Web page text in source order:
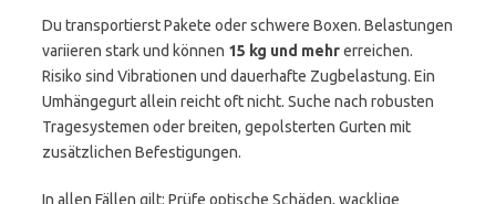
Du transportierst Pakete oder schwere Boxen. Belastungen
variieren stark und können 15 kg und mehrerreichen.
Risiko sind Vibrationen und dauerhafte Zugbelastung. Ein
Umhängegurt allein reicht oft nicht. Suche nach robusten
Tragesystemen oder breiten, gepolsterten Gurten mit
zusätzlichen Befestigungen.
In allen Fällen gilt: Prüfe optische Schäden, wacklige